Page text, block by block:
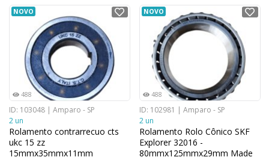
NOVO
488
ID: 103048 | Amparo - SP
2 un
Rolamento contrarrecuo cts
ukc 15 zz
15mmx35mmx11mm
NOVO
488
ID: 102981 | Amparo - SP
2 un
Rolamento Rolo Cônico SKF
Explorer 32016 -
80mmx125mmx29mm Made